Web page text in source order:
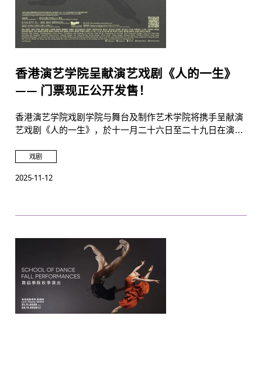
香港演艺学院呈献演艺戏剧《人的一生》
—— 门票现正公开发售！
香港演艺学院戏剧学院与舞台及制作艺术学院将携手呈献演
艺戏剧《人的一生》，於十一月二十六日至二十九日在演艺
戏剧
2025-11-12